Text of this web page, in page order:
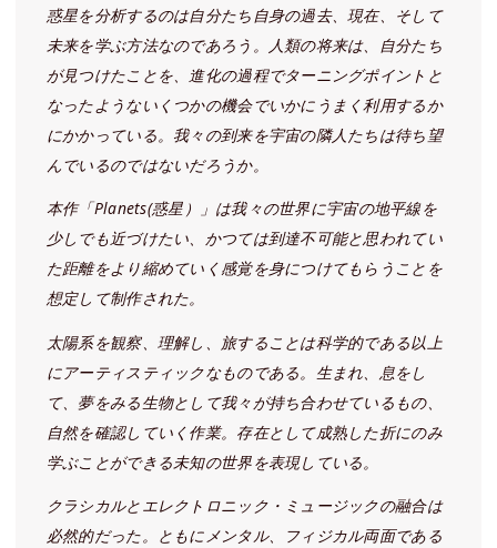
惑星を分析するのは自分たち自身の過去、現在、そして
未来を学ぶ方法なのであろう。人類の将来は、自分たち
が見つけたことを、進化の過程でターニングポイントと
なったようないくつかの機会でいかにうまく利用するか
にかかっている。我々の到来を宇宙の隣人たちは待ち望
んでいるのではないだろうか。
本作「Planets(惑星）」は我々の世界に宇宙の地平線を
少しでも近づけたい、かつては到達不可能と思われてい
た距離をより縮めていく感覚を身につけてもらうことを
想定して制作された。
太陽系を観察、理解し、旅することは科学的である以上
にアーティスティックなものである。生まれ、息をし
て、夢をみる生物として我々が持ち合わせているもの、
自然を確認していく作業。存在として成熟した折にのみ
学ぶことができる未知の世界を表現している。
クラシカルとエレクトロニック・ミュージックの融合は
必然的だった。ともにメンタル、フィジカル両面である